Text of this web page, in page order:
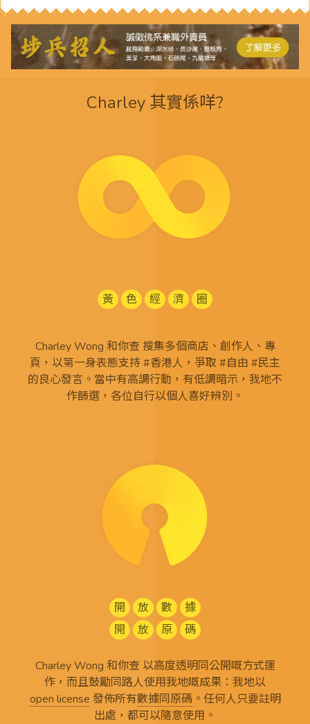
Charley 其實係咩?
黃 色 經 濟 圈
Charley Wong 和你查 搜集多個商店、創作人、專
頁，以第一身表態支持 #香港人，爭取 #自由 #民主
的良心發言。當中有高調行動，有低調暗示，我地不
作篩選，各位自行以個人喜好辨別。
開 放 數
據
開
放 原 碼
Charley Wong 和你查 以高度透明同公開嘅方式運
作，而且鼓勵同路人使用我地嘅成果：我地以
open license 發佈所有數據同原碼。任何人只要註明
出處，都可以隨意使用。